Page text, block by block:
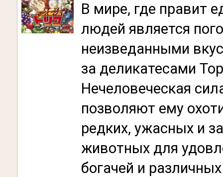
В мире, где правит
людей является
неизведанными
за деликатесами
Нечеловеческая
позволяют ему
редких, ужасных и
животных для
богачей и